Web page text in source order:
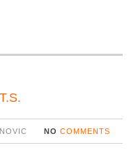
NO COMMENTS